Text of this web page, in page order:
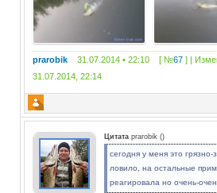
prarobik 31.07.2014 • 22:10 [ №67 ] |
31.07.2014, 22:14
Цитата prarobik ()
сегодня у меня это грязно-
ловило, на остальные
реагировала но очень-